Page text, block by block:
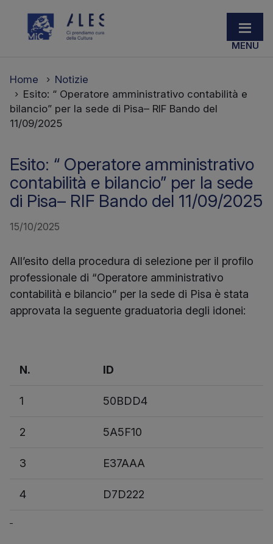
Home
Notizie
Esito: “ Operatore amministrativo contabilità e
bilancio” per la sede di Pisa– RIF Bando del
11/09/2025
Esito: “ Operatore amministrativo
contabilità e bilancio” per la sede
di Pisa– RIF Bando del 11/09/2025
15/10/2025
All’esito della procedura di selezione per il profilo
professionale di “Operatore amministrativo
contabilità e bilancio” per la sede di Pisa è stata
approvata la seguente graduatoria degli idonei:
N. ID
1 50BDD4
2 5A5F10
3 E37AAA
4 D7D222